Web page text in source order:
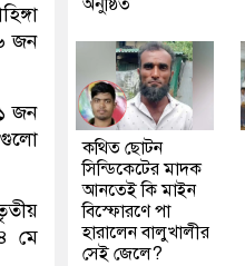
জন
জন
মে
কথিত ছোটন
সিন্ডিকেটের মাদক
আনতেই কি মাইন
বিস্ফোরণে পা
হারালেন বালুখালীর
সেই জেলে?